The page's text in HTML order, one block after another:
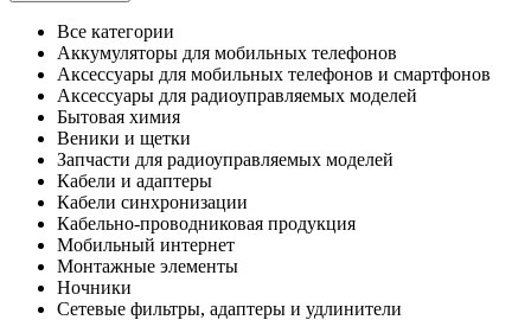
Все категории
Аккумуляторы для мобильных телефонов
Аксессуары для мобильных телефонов и смартфонов
Аксессуары для радиоуправляемых моделей
Бытовая химия
Веники и щетки
Запчасти для радиоуправляемых моделей
Кабели и адаптеры
Кабели синхронизации
Кабельно-проводниковая продукция
Мобильный интернет
Монтажные элементы
Ночники
Сетевые фильтры, адаптеры и удлинители